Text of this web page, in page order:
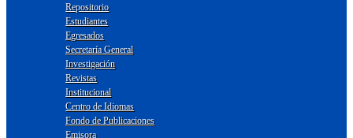
Repositorio
Estudiantes
Egresados
Secretaría General
Investigación
Revistas
Institucional
Centro de Idiomas
Fondo de Publicaciones
Emisora